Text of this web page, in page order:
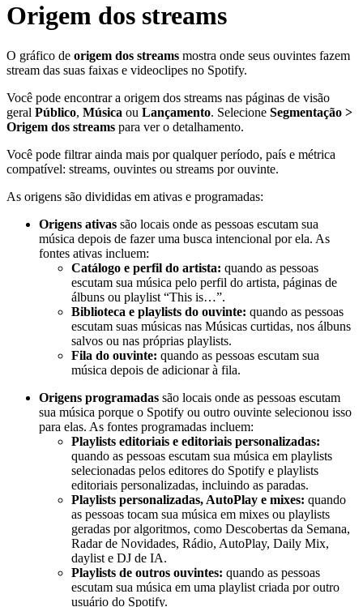
Origem dos streams
O gráfico de origem dos streams mostra onde seus ouvintes fazem
stream das suas faixas e videoclipes no Spotify.
Você pode encontrar a origem dos streams nas páginas de visão
geral Público, Música ou Lançamento. Selecione Segmentação >
Origem dos streams para ver o detalhamento.
Você pode filtrar ainda mais por qualquer período, país e métrica
compatível: streams, ouvintes ou streams por ouvinte.
As origens são divididas em ativas e programadas:
Origens ativas são locais onde as pessoas escutam sua
música depois de fazer uma busca intencional por ela. As
fontes ativas incluem:
Catálogo e perfil do artista: quando as pessoas
escutam sua música pelo perfil do artista, páginas de
álbuns ou playlist “This is…”.
Biblioteca e playlists do ouvinte: quando as pessoas
escutam suas músicas nas Músicas curtidas, nos álbuns
salvos ou nas próprias playlists.
Fila do ouvinte: quando as pessoas escutam sua
música depois de adicionar à fila.
Origens programadas são locais onde as pessoas escutam
sua música porque o Spotify ou outro ouvinte selecionou isso
para elas. As fontes programadas incluem:
Playlists editoriais e editoriais personalizadas:
quando as pessoas escutam sua música em playlists
selecionadas pelos editores do Spotify e playlists
editoriais personalizadas, incluindo as paradas.
Playlists personalizadas, AutoPlay e mixes: quando
as pessoas tocam sua música em mixes ou playlists
geradas por algoritmos, como Descobertas da Semana,
Radar de Novidades, Rádio, AutoPlay, Daily Mix,
daylist e DJ de IA.
Playlists de outros ouvintes: quando as pessoas
escutam sua música em uma playlist criada por outro
usuário do Spotify.